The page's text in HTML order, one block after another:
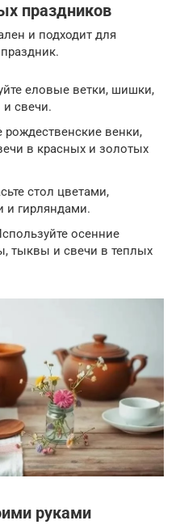
праздников
и подходит для
еловые ветки, шишки,
свечи.
рождественские венки,
в красных и золотых
стол цветами,
гирляндами.
осенние
тыквы и свечи в теплых
руками